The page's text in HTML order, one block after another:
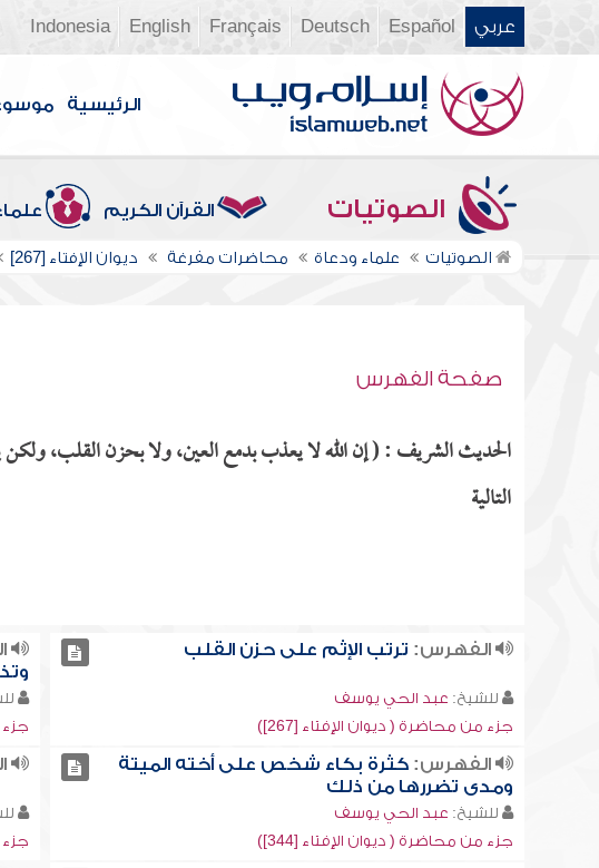
عربي Español
Deutsch
Français
English
Indonesia
الرئيسية
الصوتيات القرآن الكريم
الصوتيات علماء ودعاة محاضرات مفرغة ديوان الإفتاء [267]
صفحة الفهرس
الحديث الشريف : ( إن الله لا يعذب بدمع العين، ولا بحزن القلب،
التالية
الفهرس: ترتب الإثم على حزن القلب
للشيخ: عبد الحي يوسف
جزء من محاضرة ( ديوان الإفتاء [267])
جزء
الفهرس:كثرة بكاء شخص على أخته الميتة
ومدى تضررها من ذلك
للشيخ: عبد الحي يوسف
جزء من محاضرة ( ديوان الإفتاء [344])
جزء